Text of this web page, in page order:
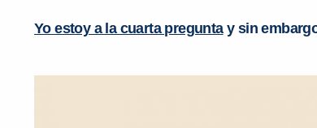
Yo estoy a la cuarta preguntay sin